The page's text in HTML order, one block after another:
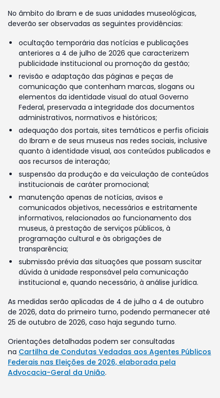
No âmbito do Ibram e de suas unidades museológicas,
deverão ser observadas as seguintes providências:
ocultação temporária das notícias e publicações
anteriores a 4 de julho de 2026 que caracterizem
publicidade institucional ou promoção da gestão;
revisão e adaptação das páginas e peças de
comunicação que contenham marcas, slogans ou
elementos da identidade visual do atual Governo
Federal, preservada a integridade dos documentos
administrativos, normativos e históricos;
adequação dos portais, sites temáticos e perfis oficiais
do Ibram e de seus museus nas redes sociais, inclusive
quanto à identidade visual, aos conteúdos publicados e
aos recursos de interação;
suspensão da produção e da veiculação de conteúdos
institucionais de caráter promocional;
manutenção apenas de notícias, avisos e
comunicados objetivos, necessários e estritamente
informativos, relacionados ao funcionamento dos
museus, à prestação de serviços públicos, à
programação cultural e às obrigações de
transparência;
submissão prévia das situações que possam suscitar
dúvida à unidade responsável pela comunicação
institucional e, quando necessário, à análise jurídica.
As medidas serão aplicadas de 4 de julho a 4 de outubro
de 2026, data do primeiro turno, podendo permanecer até
25 de outubro de 2026, caso haja segundo turno.
Orientações detalhadas podem ser consultadas
na Cartilha de Condutas Vedadas aos Agentes Públicos
Federais nas Eleições de 2026, elaborada pela
Advocacia-Geral da União.